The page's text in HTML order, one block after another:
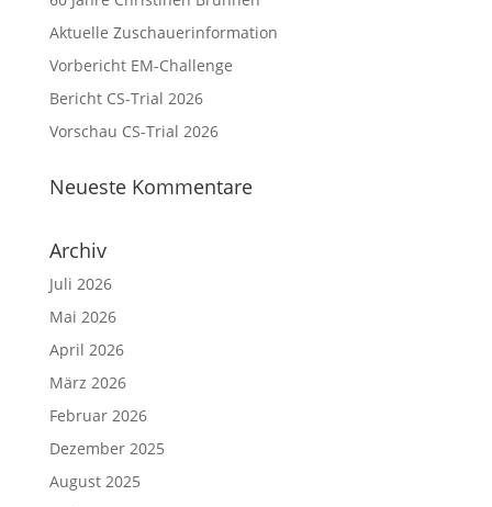
Aktuelle Zuschauerinformation
Vorbericht EM-Challenge
Bericht CS-Trial 2026
Vorschau CS-Trial 2026
Neueste Kommentare
Archiv
Juli 2026
Mai 2026
April 2026
März 2026
Februar 2026
Dezember 2025
August 2025